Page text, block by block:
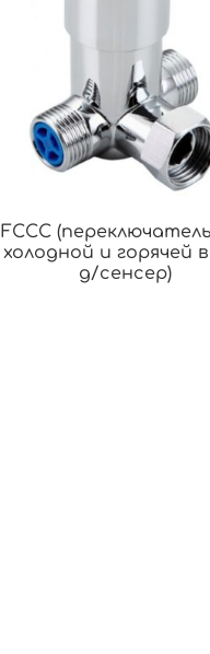
FCCC
холодной и горячей
д/сенсер)